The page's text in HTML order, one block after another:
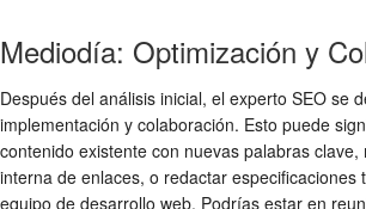
Mediodía: Optimización y
Después del análisis inicial, el experto SEO se
implementación y colaboración. Esto puede
contenido existente con nuevas palabras
interna de enlaces, o redactar especificaciones
equipo de desarrollo web. Podrías estar en